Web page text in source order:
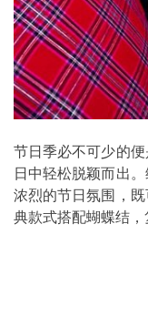
节日季必不可少的
日中轻松脱颖而出
浓烈的节日氛围，
典款式搭配蝴蝶结，